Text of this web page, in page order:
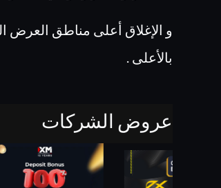
و الإغلاق أعلى مناطق العرض
بالأعلى .
عروض الشركات